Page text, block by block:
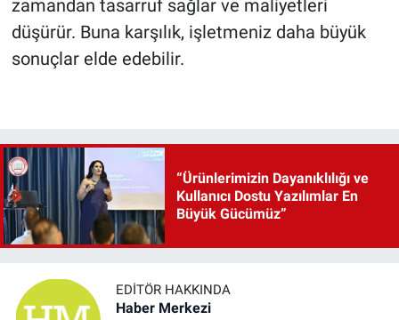
zamandan tasarruf sağlar ve maliyetleri
düşürür. Buna karşılık, işletmeniz daha büyük
sonuçlar elde edebilir.
“Ürünlerimizin Dayanıklılığı ve
Kullanıcı Dostu Yazılımlar En
Büyük Gücümüz”
EDITÖR HAKKINDA
Haber Merkezi